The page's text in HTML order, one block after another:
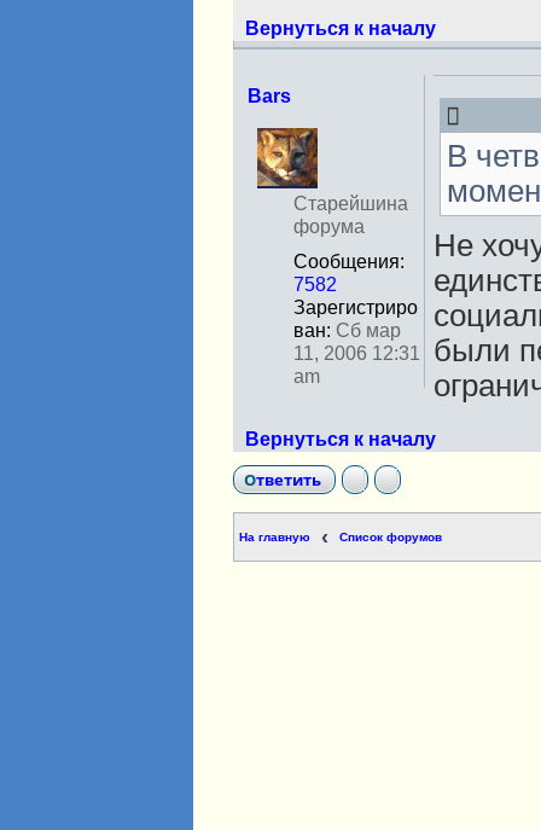
Вернуться к началу
Bars
Н
е
в
Старейшина
форума
Сообщения:
7582
Зарегистриро
ван: Сб мар
11, 2006 12:31
am
В
Не
были
Вернуться к началу
Ответить
На главную Список форумов